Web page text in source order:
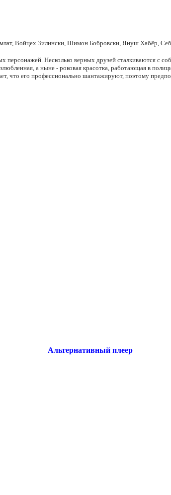
Войцех Зилински, Шимон Бобровски, Януш Хабёр,
персонажей. Несколько верных друзей сталкиваются с
а ныне - роковая красотка, работающая в
что его профессионально шантажируют, поэтому
Альтернативный плеер